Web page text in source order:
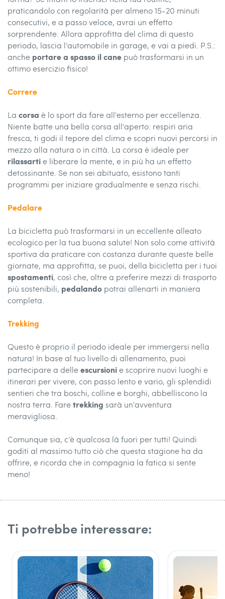
praticandolo con regolarità per almeno 15-20 minuti
consecutivi, e a passo veloce, avrai un effetto
sorprendente. Allora approfitta del clima di questo
periodo, lascia l'automobile in garage, e vai a piedi. P.S.:
anche portare a spasso il cane può trasformarsi in un
ottimo esercizio fisico!
Correre
La corsa è lo sport da fare all'esterno per eccellenza.
Niente batte una bella corsa all'aperto: respiri aria
fresca, ti godi il tepore del clima e scopri nuovi percorsi in
mezzo alla natura o in città. La corsa è ideale per
rilassartie liberare la mente, e in più ha un effetto
detossinante. Se non sei abituato, esistono tanti
programmi per iniziare gradualmente e senza rischi.
Pedalare
La bicicletta può trasformarsi in un eccellente alleato
ecologico per la tua buona salute! Non solo come attività
sportiva da praticare con costanza durante queste belle
giornate, ma approfitta, se puoi, della bicicletta per i tuoi
spostamenti, così che, oltre a preferire mezzi di trasporto
più sostenibili, pedalando potrai allenarti in maniera
completa.
Trekking
Questo è proprio il periodo ideale per immergersi nella
natura! In base al tuo livello di allenamento, puoi
partecipare a delleescursionie scoprire nuovi luoghi e
itinerari per vivere, con passo lento e vario, gli splendidi
sentieri che tra boschi, colline e borghi, abbelliscono la
nostra terra. Faretrekking sarà un'avventura
meravigliosa.
Comunque sia, c'è qualcosa là fuori per tutti! Quindi
goditi al massimo tutto ciò che questa stagione ha da
offrire, e ricorda che in compagnia la fatica si sente
meno!
Ti potrebbe interessare: